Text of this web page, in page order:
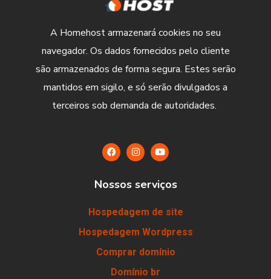
A Homehost armazenará cookies no seu
navegador. Os dados fornecidos pelo cliente
são armazenados de forma segura. Estes serão
mantidos em sigilo, e só serão divulgados a
terceiros sob demanda de autoridades.
Nossos serviços
Hospedagem de site
Hospedagem Wordpress
Comprar domínio
Domínio br